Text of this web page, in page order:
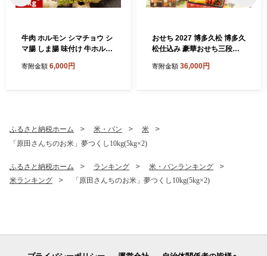
牛肉 ホルモン シマチョウ シ
マ腸 しま腸 味付け 牛ホルモ
ン 塩レモン 塩レモンだれ 冷
肉 ホルモン焼き BBQ バーベ
キュー ご飯 horumon ジュー
シー 歯ごたえ 味付 味付き も
ご自宅用
寄附金額 6,000円
おせち 2027 博多久松 博多久
松仕込み 豪華おせち三段重
おせち料理 重箱 お正月 冷凍
2027 冷凍
寄附金額 36,000円
ふるさと納税ホーム 米・パン
米
「原田さんちのお米」夢つくし10kg(5kg×2)
ふるさと納税ホーム ランキング
米・パンランキング
米ランキング
「原田さんちのお米」夢つくし10kg(5kg×2)